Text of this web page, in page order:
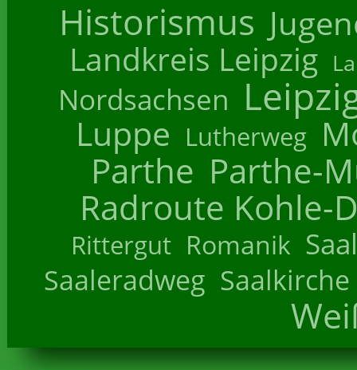
Historismus
Landkreis Leipzig
Nordsachsen
Luppe Lutherweg
Parthe Parthe-
Radroute Kohle-
Rittergut Romanik
Saaleradweg Saalkirche